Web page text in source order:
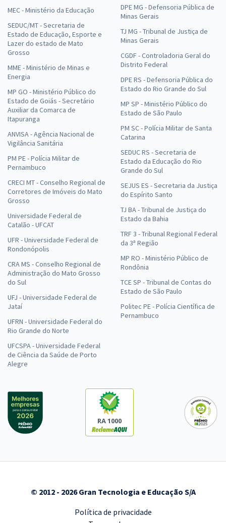
MEC - Ministério da Educação
SEDUC/MT - Secretaria de
Estado de Educação, Esporte e
Lazer do estado de Mato
Grosso
MME - Ministério de Minas e
Energia
MP GO - Ministério Público do
Estado de Goiás - Secretário
Auxiliar da Comarca de
Itapuranga
ANVISA - Agência Nacional de
Vigilância Sanitária
PM PE - Polícia Militar de
Pernambuco
CRECI MT - Conselho Regional de
Corretores de Imóveis do Mato
Grosso
Universidade Federal de
Catalão - UFCAT
UFR - Universidade Federal de
Rondonópolis
CRA MS - Conselho Regional de
Administração do Mato Grosso
do Sul
UFJ - Universidade Federal de
Jataí
UFRN - Universidade Federal do
Rio Grande do Norte
UFCSPA - Universidade Federal
de Ciência da Saúde de Porto
Alegre
DPE MG - Defensoria Pública de
Minas Gerais
TJ MG - Tribunal de Justiça de
Minas Gerais
CGDF - Controladoria Geral do
Distrito Federal
DPE RS - Defensoria Pública do
Estado do Rio Grande do Sul
MP SP - Ministério Público do
Estado de São Paulo
PM SC - Polícia Militar de Santa
Catarina
SEDUC RS - Secretaria de
Estado da Educação do Rio
Grande do Sul
SEJUS ES - Secretaria da Justiça
do Espírito Santo
TJ BA - Tribunal de Justiça do
Estado da Bahia
TRF 3 - Tribunal Regional Federal
da 3ª Região
MP RO - Ministério Público de
Rondônia
TCE SP - Tribunal de Contas do
Estado de São Paulo
Politec PE - Polícia Científica de
Pernambuco
RA 1000
© 2012 - 2026 Gran Tecnologia e Educação S/A
Política de privacidade